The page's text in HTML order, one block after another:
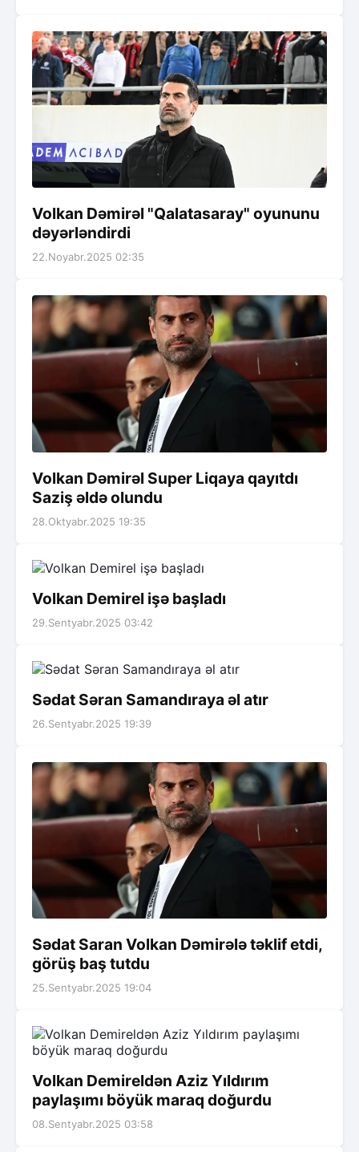
Volkan Dəmirəl "Qalatasaray" oyununu
dəyərləndirdi
22.Noyabr.2025 02:35
Volkan Dəmirəl Super Liqaya qayıtdı
Saziş əldə olundu
28.Oktyabr.2025 19:35
Volkan Demirel işə başladı
29.Sentyabr.2025 03:42
Sədat Səran Samandıraya əl atır
26.Sentyabr.2025 19:39
Sədat Saran Volkan Dəmirələ təklif etdi,
görüş baş tutdu
25.Sentyabr.2025 19:04
Volkan Demireldən Aziz Yıldırım
paylaşımı böyük maraq doğurdu
08.Sentyabr.2025 03:58